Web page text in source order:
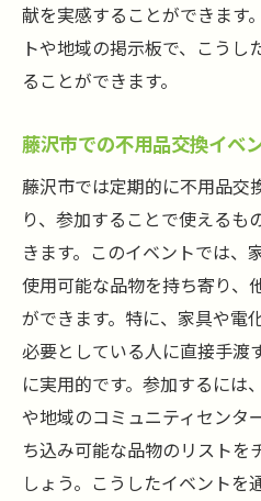
献を実感することができます
トや地域の掲示板で、こうし
ることができます。
藤沢市での不用品交換イベ
藤沢市では定期的に不用品交
り、参加することで使えるも
きます。このイベントでは、
使用可能な品物を持ち寄り、
ができます。特に、家具や電
必要としている人に直接手渡
に実用的です。参加するには
や地域のコミュニティセンタ
ち込み可能な品物のリストを
しょう。こうしたイベントを